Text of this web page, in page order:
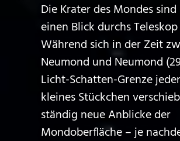
Die Krater des Mondes
einen Blick durchs
Während sich in der Zeit
Neumond und Neumond
Licht-Schatten-Grenze
kleines Stückchen
ständig neue Anblicke der
Mondoberfläche – je